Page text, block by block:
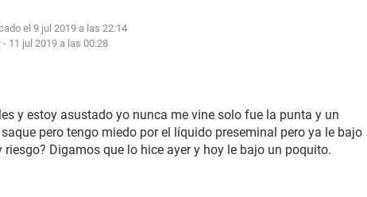
el 9 jul 2019 a las 22:14
- 11 jul 2019 a las 00:28
y estoy asustado yo nunca me vine solo fue la punta y un
pero tengo miedo por el líquido preseminal pero ya le bajo
Digamos que lo hice ayer y hoy le bajo un poquito.